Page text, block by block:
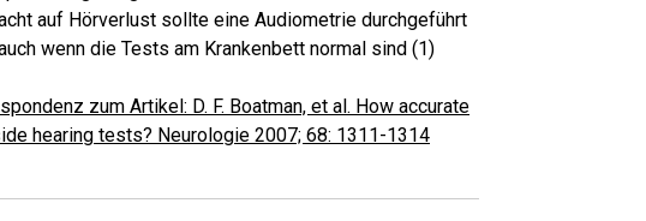
auf Hörverlust sollte eine Audiometrie durchgeführt
wenn die Tests am Krankenbett normal sind (1)
zum Artikel: D. F. Boatman, et al. How accurate
hearing tests? Neurologie 2007; 68: 1311-1314